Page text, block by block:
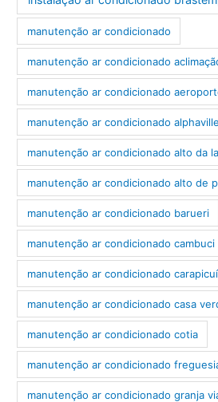
manutenção ar condicionado
manutenção ar condicionado
manutenção ar condicionado
manutenção ar condicionado alphaville
manutenção ar condicionado alto da
manutenção ar condicionado alto de
manutenção ar condicionado barueri
manutenção ar condicionado cambuci
manutenção ar condicionado
manutenção ar condicionado casa
manutenção ar condicionado cotia
manutenção ar condicionado
manutenção ar condicionado granja